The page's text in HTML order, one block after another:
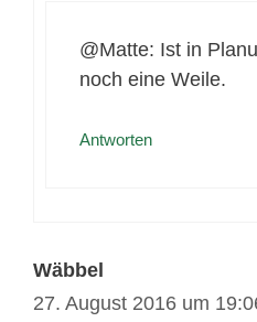
@Matte: Ist in
noch eine Weile.
Antworten
Wäbbel
27. August 2016 um